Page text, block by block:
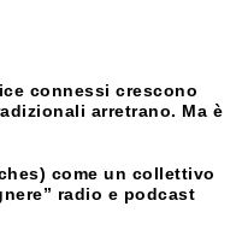
connessi crescono
arretrano. Ma è
come un collettivo
radio e podcast